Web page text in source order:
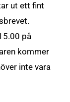
ut ett fint
på
kommer
inte vara